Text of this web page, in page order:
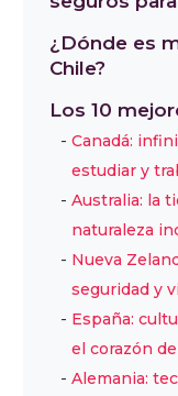
¿Dónde es
Chile?
Los 10
Canadá:
estudiar y
Australia: la
naturaleza
Nueva
seguridad y
España:
el corazón
Alemania: